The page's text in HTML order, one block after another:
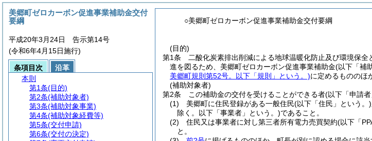
○美郷町ゼロカーボン促進事業補助金交付要綱
(目的)
第1条
二酸化炭素排出削減による地球温暖化防止及び環境保
進を図るため、美郷町ゼロカーボン促進事業補助金(以下「補
美郷町規則第52号。以下「規則」という。)に定めるもののほ
(補助対象者)
第2条
この補助金の交付を受けることができる者(以下「申請
(1)
美郷町に住民登録がある一般住民(以下「住民」という。)
除く。以下「事業者」という。)であること。
(2)
住民又は事業者に対し第三者所有電力売買契約(以下「
と。
美郷町ゼロカーボン促進事業補助金交付
要綱
平成20年3月24日 告示第14号
(令和6年4月15日施行)
条項目次
沿革
本則
第1条(目的)
第2条(補助対象者)
第3条(補助対象事業)
第4条(補助対象経費等)
第5条(交付申請)
第6条(交付の決定)